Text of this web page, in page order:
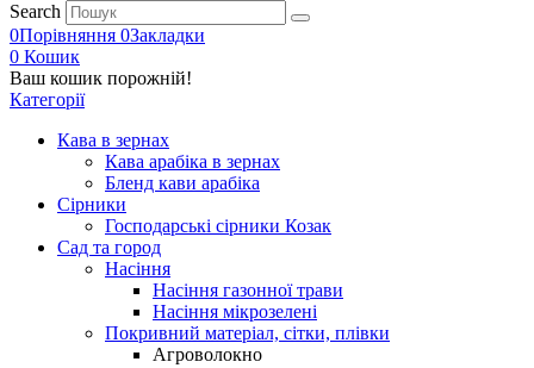
Search
0Порівняння 0Закладки
0 Кошик
Ваш кошик порожній!
Категорії
Кава в зернах
Кава арабіка в зернах
Бленд кави арабіка
Сірники
Господарські сірники Козак
Сад та город
Насіння
Насіння газонної трави
Насіння мікрозелені
Покривний матеріал, сітки, плівки
Агроволокно